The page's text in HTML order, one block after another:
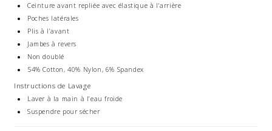
Ceinture avant repliée avec élastique à l'arrière
Poches latérales
Plis à l’avant
Jambes à revers
Non doublé
54% Cotton, 40% Nylon, 6% Spandex
Instructions de Lavage
Laver à la main à l’eau froide
Suspendre pour sécher